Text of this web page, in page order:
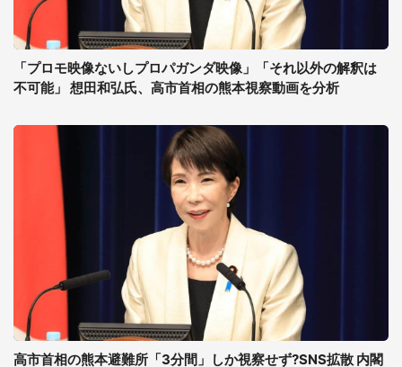
「プロモ映像ないしプロパガンダ映像」「それ以外の解釈は
不可能」 想田和弘氏、高市首相の熊本視察動画を分析
高市首相の熊本避難所「3分間」しか視察せず?SNS拡散 内閣